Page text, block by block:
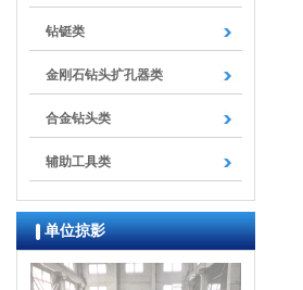
钻铤类
金刚石钻头扩孔器类
合金钻头类
辅助工具类
单位掠影